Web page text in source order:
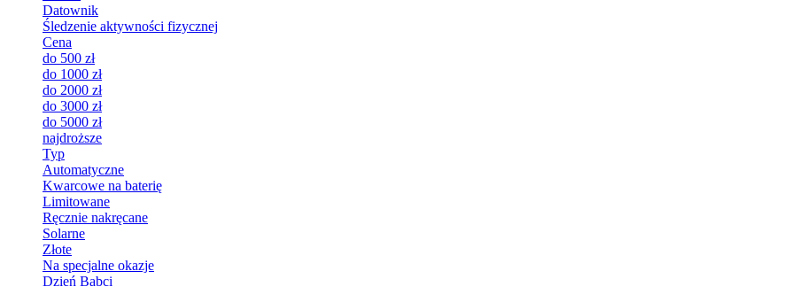
Datownik
Śledzenie aktywności fizycznej
Cena
do 500 zł
do 1000 zł
do 2000 zł
do 3000 zł
do 5000 zł
najdroższe
Typ
Automatyczne
Kwarcowe na baterię
Limitowane
Ręcznie nakręcane
Solarne
Złote
Na specjalne okazje
Dzień Babci